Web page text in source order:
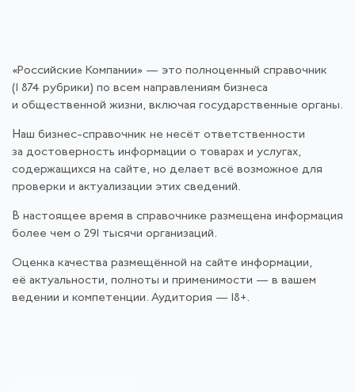
«Российские Компании» — это полноценный справочник
(1 874 рубрики) по всем направлениям бизнеса
и общественной жизни, включая государственные органы.
Наш бизнес-справочник не несёт ответственности
за достоверность информации о товарах и услугах,
содержащихся на сайте, но делает всё возможное для
проверки и актуализации этих сведений.
В настоящее время в справочнике размещена информация
более чем о 291 тысячи организаций.
Оценка качества размещённой на сайте информации,
её актуальности, полноты и применимости — в вашем
ведении и компетенции. Аудитория — 18+.